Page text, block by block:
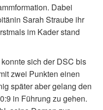
Dabei
Sarah Straube ihr
im Kader stand
sich der DSC bis
zwei Punkten einen
später aber gelang den
in Führung zu gehen.